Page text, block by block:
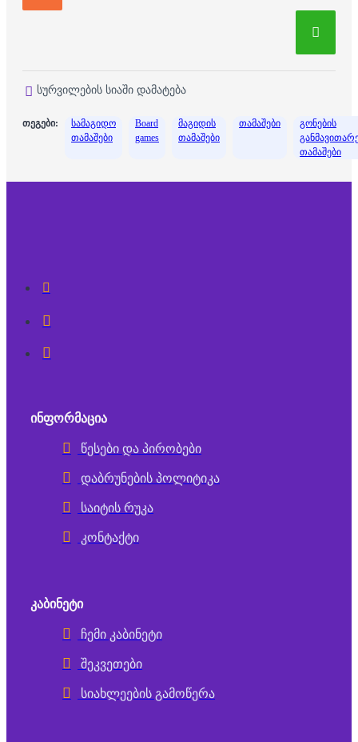
სურვილების სიაში დამატება
თეგები:
სამაგიდო
თამაშები
Board
games
მაგიდის
თამაშები
თამაშები
გონების
თამაშები
ᲘᲜᲤᲝᲠᲛᲐᲪᲘᲐ
წესები და პირობები
დაბრუნების პოლიტიკა
საიტის რუკა
კონტაქტი
ᲙᲐᲑᲘᲜᲔᲢᲘ
ჩემი კაბინეტი
შეკვეთები
სიახლეების გამოწერა